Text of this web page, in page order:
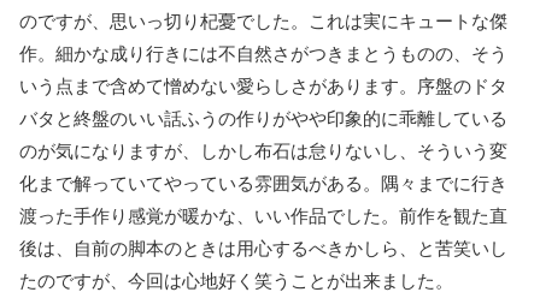
のですが、思いっ切り杞憂でした。これは実にキュートな傑
作。細かな成り行きには不自然さがつきまとうものの、そう
いう点まで含めて憎めない愛らしさがあります。序盤のドタ
バタと終盤のいい話ふうの作りがやや印象的に乖離している
のが気になりますが、しかし布石は怠りないし、そういう変
化まで解っていてやっている雰囲気がある。隅々までに行き
渡った手作り感覚が暖かな、いい作品でした。前作を観た直
後は、自前の脚本のときは用心するべきかしら、と苦笑いし
たのですが、今回は心地好く笑うことが出来ました。